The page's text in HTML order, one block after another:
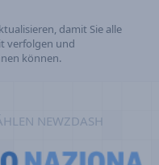
damit Sie alle
verfolgen und
können.
NEWZDASH